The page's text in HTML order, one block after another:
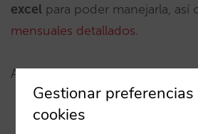
excel para poder manejarla, así
mensuales detallados.
Además, desde ahora puedes:
Seleccionar un
Gestionar preferencias
cookies